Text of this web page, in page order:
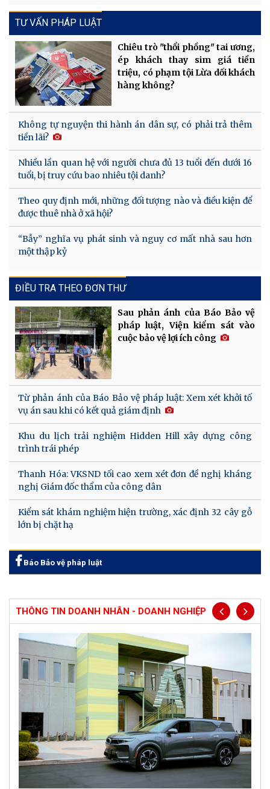
TƯ VẤN PHÁP LUẬT
Chiêu trò "thổi phồng" tai ương,
ép khách thay sim giá tiền
triệu, có phạm tội Lừa dối khách
hàng không?
Không tự nguyện thi hành án dân sự, có phải trả thêm
tiền lãi?
Nhiều lần quan hệ với người chưa đủ 13 tuổi đến dưới 16
tuổi, bị truy cứu bao nhiêu tội danh?
Theo quy định mới, những đối tượng nào và điều kiện để
được thuê nhà ở xã hội?
“Bẫy” nghĩa vụ phát sinh và nguy cơ mất nhà sau hơn
một thập kỷ
ĐIỀU TRA THEO ĐƠN THƯ
Sau phản ánh của Báo Bảo vệ
pháp luật, Viện kiểm sát vào
cuộc bảo vệ lợi ích công
Từ phản ánh của Báo Bảo vệ pháp luật: Xem xét khởi tố
vụ án sau khi có kết quả giám định
Khu du lịch trải nghiệm Hidden Hill xây dựng công
trình trái phép
Thanh Hóa: VKSND tối cao xem xét đơn đề nghị kháng
nghị Giám đốc thẩm của công dân
Kiểm sát khám nghiệm hiện trường, xác định 32 cây gỗ
lớn bị chặt hạ
Báo Bảo vệ pháp luật
THÔNG TIN DOANH NHÂN - DOANH NGHIỆP